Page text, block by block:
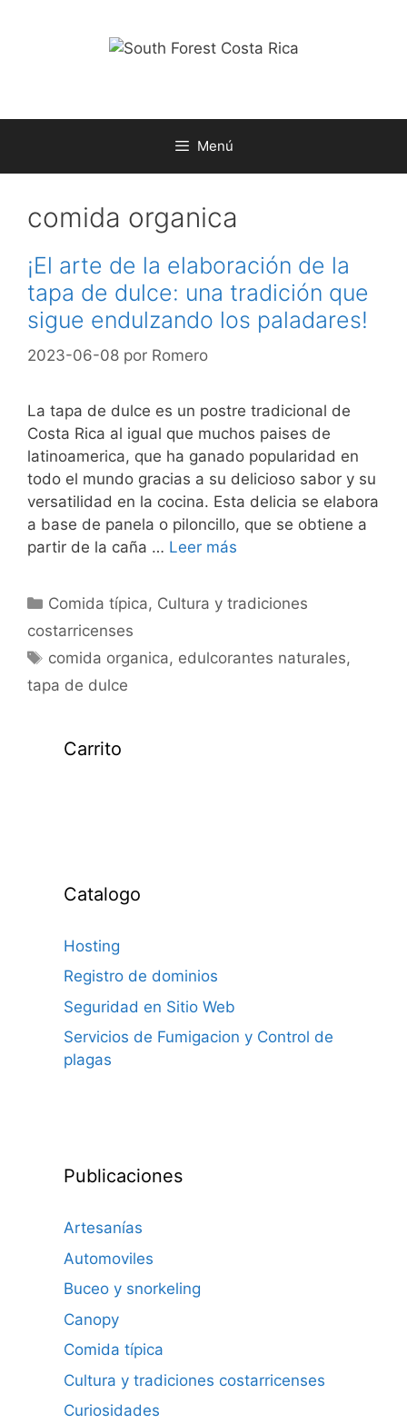
Menú
comida organica
¡El arte de la elaboración de la
tapa de dulce: una tradición que
sigue endulzando los paladares!
2023-06-08 por Romero
La tapa de dulce es un postre tradicional de
Costa Rica al igual que muchos paises de
latinoamerica, que ha ganado popularidad en
todo el mundo gracias a su delicioso sabor y su
versatilidad en la cocina. Esta delicia se elabora
a base de panela o piloncillo, que se obtiene a
partir de la caña … Leer más
Categorías
Comida típica, Cultura y tradiciones
costarricenses
Etiquetas
comida organica, edulcorantes naturales,
tapa de dulce
Carrito
Catalogo
Hosting
Registro de dominios
Seguridad en Sitio Web
Servicios de Fumigacion y Control de
plagas
Publicaciones
Artesanías
Automoviles
Buceo y snorkeling
Canopy
Comida típica
Cultura y tradiciones costarricenses
Curiosidades